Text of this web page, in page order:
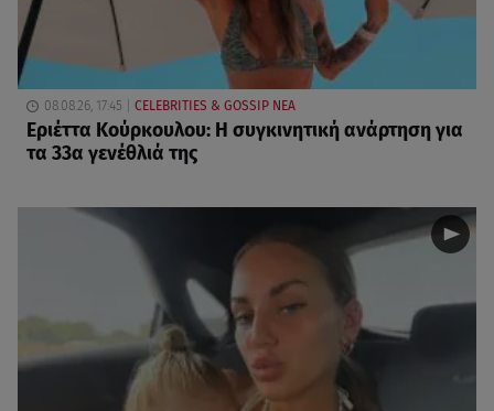
08.08.26, 17:45 CELEBRITIES & GOSSIP ΝΕΑ
Εριέττα Κούρκουλου: Η συγκινητική ανάρτηση για
τα 33α γενέθλιά της